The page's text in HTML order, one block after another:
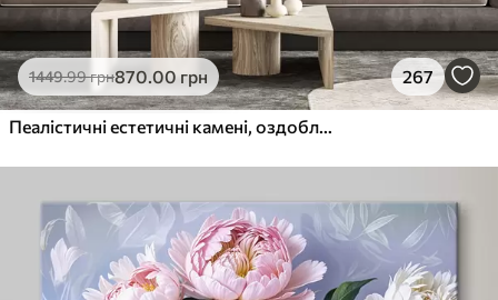
1449.99грн870.00 грн 267
Пеалістичні естетичні камені, оздоблення будинку, природне освітлення